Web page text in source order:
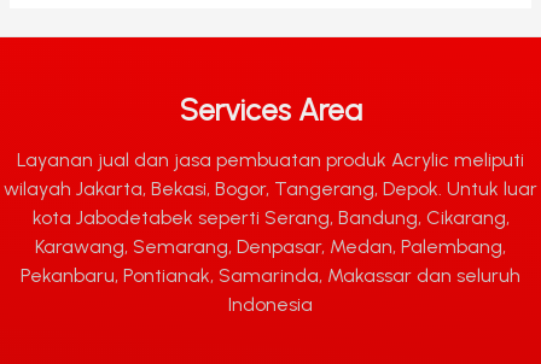
Services Area
Layanan jual dan jasa pembuatan produk Acrylic meliputi
wilayah Jakarta, Bekasi, Bogor, Tangerang, Depok. Untuk luar
kota Jabodetabek seperti Serang, Bandung, Cikarang,
Karawang, Semarang, Denpasar, Medan, Palembang,
Pekanbaru, Pontianak, Samarinda, Makassar dan seluruh
Indonesia